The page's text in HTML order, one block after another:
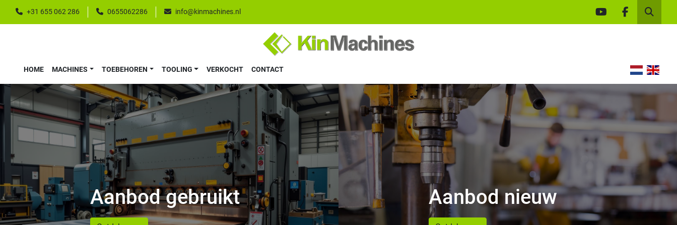
+31 655 062 286 0655062286 info@kinmachines.nl
youtubefacebook
Zoek
HOME MACHINES TOEBEHOREN TOOLING VERKOCHT CONTACT
Aanbod gebruikt Aanbod nieuw